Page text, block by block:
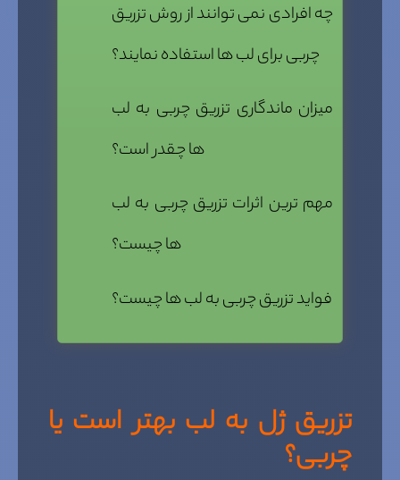
چه افرادی نمی توانند از روش تزریق
چربی برای لب ها استفاده نمایند؟
میزان ماندگاری تزریق چربی به لب
ها چقدر است؟
مهم ترین اثرات تزریق چربی به لب
ها چیست؟
فواید تزریق چربی به لب ها چیست؟
تزریق ژل به لب بهتر است یا
چربی؟